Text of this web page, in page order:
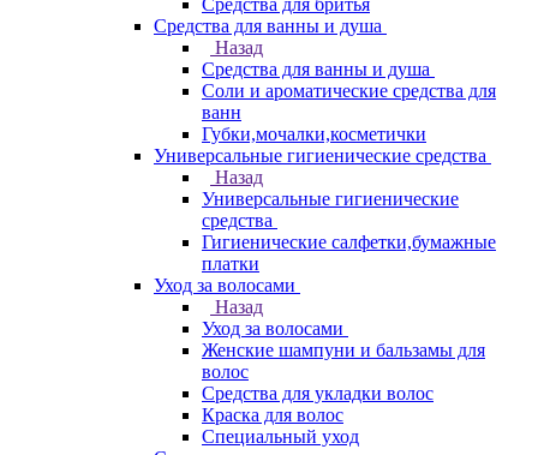
Средства для бритья
Средства для ванны и душа
Назад
Средства для ванны и душа
Соли и ароматические средства для
ванн
Губки,мочалки,косметички
Универсальные гигиенические средства
Назад
Универсальные гигиенические
средства
Гигиенические салфетки,бумажные
платки
Уход за волосами
Назад
Уход за волосами
Женские шампуни и бальзамы для
волос
Средства для укладки волос
Краска для волос
Специальный уход